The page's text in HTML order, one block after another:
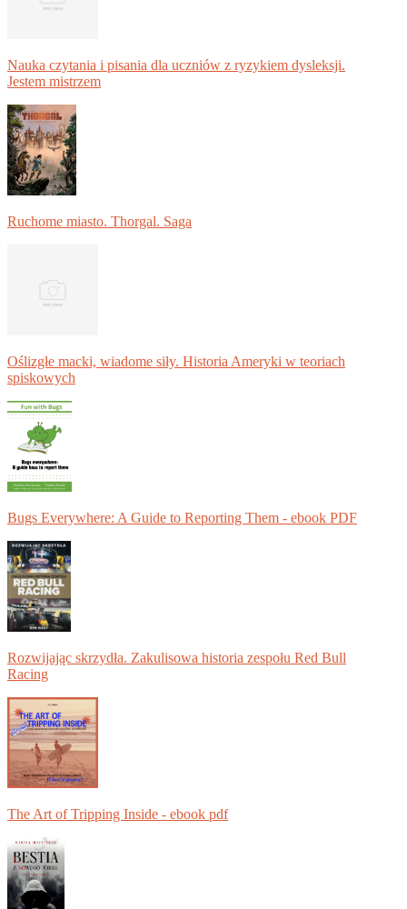
Nauka czytania i pisania dla uczniów z ryzykiem dysleksji.
Jestem mistrzem
Ruchome miasto. Thorgal. Saga
Oślizgłe macki, wiadome siły. Historia Ameryki w teoriach
spiskowych
Bugs Everywhere: A Guide to Reporting Them - ebook PDF
Rozwijając skrzydła. Zakulisowa historia zespołu Red Bull
Racing
The Art of Tripping Inside - ebook pdf